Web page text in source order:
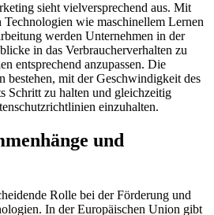
sieht vielversprechend aus. Mit
wie maschinellem Lernen
werden Unternehmen in der
in das Verbraucherverhalten zu
entsprechend anzupassen. Die
bestehen, mit der Geschwindigkeit des
Schritt zu halten und gleichzeitig
einzuhalten.
und
Rolle bei der Förderung und
In der Europäischen Union gibt